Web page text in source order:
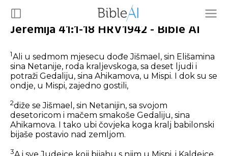
Jeremija 41:1-18 HRV1942 - Bible AI
1Ali u sedmom mjesecu dođe Jišmael, sin Elišamina
sina Netanije, roda kraljevskoga, sa deset ljudi i
potraži Gedaliju, sina Ahikamova, u Mispi. I dok su se
ondje, u Mispi, zajedno gostili,
2diže se Jišmael, sin Netanijin, sa svojom
desetoricom i mačem smakoše Gedaliju, sina
Ahikamova. I tako ubi čovjeka koga kralj babilonski
bijaše postavio nad zemljom.
3